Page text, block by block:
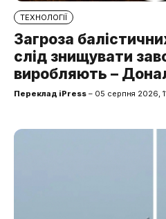
ТЕХНОЛОГІЇ
Загроза
слід знищувати
виробляють –
Переклад iPress – 05 серпня 2026,